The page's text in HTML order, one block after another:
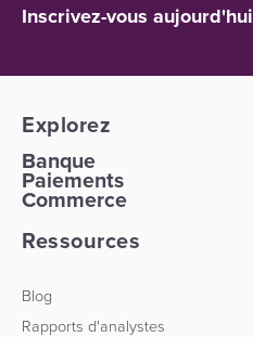
Inscrivez-vous aujourd'hui
Explorez
Banque
Paiements
Commerce
Ressources
Blog
Rapports d'analystes